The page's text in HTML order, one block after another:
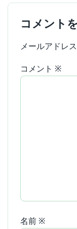
コメント
メールアドレ
コメント ※
名前 ※